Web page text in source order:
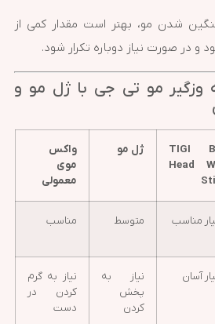
شدن مو، بهتر است مقدار کمی از
و در صورت نیاز دوباره تکرار شود.
وزگیر مو تی جی با ژل مو و
TIGI
Head
ژل مو
واکس
موی
معمولی
مناسب متوسط مناسب
آسان
نیاز به
پخش
کردن
نیاز به گرم
کردن در
دست